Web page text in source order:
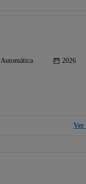
Automática 2026
Ver